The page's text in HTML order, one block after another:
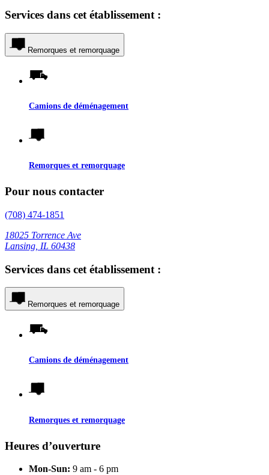
Services dans cet établissement :
Remorques et remorquage
Camions de déménagement
Remorques et remorquage
Pour nous contacter
(708) 474-1851
18025 Torrence Ave
Lansing, IL 60438
Services dans cet établissement :
Remorques et remorquage
Camions de déménagement
Remorques et remorquage
Heures d’ouverture
Mon-Sun: 9 am - 6 pm